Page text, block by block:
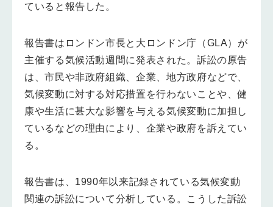
ていると報告した。
報告書はロンドン市長と大ロンドン庁（GLA）が
主催する気候活動週間に発表された。訴訟の原告
は、市民や非政府組織、企業、地方政府などで、
気候変動に対する対応措置を行わないことや、健
康や生活に甚大な影響を与える気候変動に加担し
ているなどの理由により、企業や政府を訴えてい
る。
報告書は、1990年以来記録されている気候変動
関連の訴訟について分析している。こうした訴訟